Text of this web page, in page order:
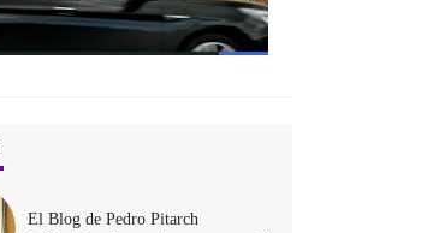
El Blog de Pedro Pitarch